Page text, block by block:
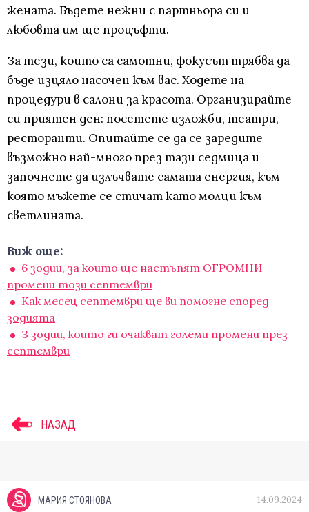
жената. Бъдете нежни с партньора си и
любовта им ще процъфти.
За тези, които са самотни, фокусът трябва да
бъде изцяло насочен към вас. Ходете на
процедури в салони за красота. Организирайте
си приятен ден: посетете изложби, театри,
ресторанти. Опитайте се да се заредите
възможно най-много през тази седмица и
започнете да излъчвате самата енергия, към
която мъжете се стичат като молци към
светлината.
Виж още:
6 зодии, за които ще настъпят ОГРОМНИ
промени този септември
Как месец септември ще ви помогне според
зодията
З зодии, които ги очакват големи промени през
септември
НАЗАД
МАРИЯ СТОЯНОВА 14.09.2024